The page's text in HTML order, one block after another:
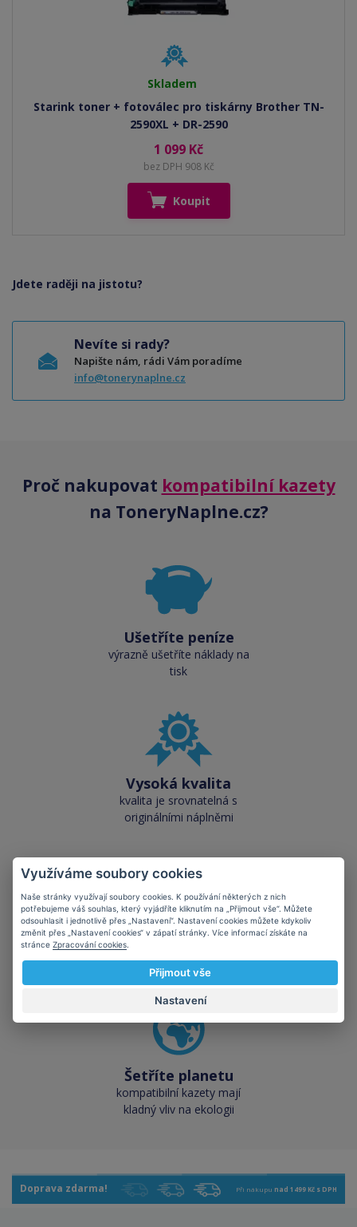
Skladem
Starink toner + fotoválec pro tiskárny Brother TN-
2590XL + DR-2590
1 099 Kč
bez DPH 908 Kč
Koupit
Jdete raději na jistotu?
Nevíte si rady?
Napište nám, rádi Vám poradíme
info@tonerynaplne.cz
Proč nakupovat kompatibilní kazety
na ToneryNaplne.cz?
Ušetříte peníze
výrazně ušetříte náklady na
tisk
Vysoká kvalita
kvalita je srovnatelná s
originálními náplněmi
Skladem téměř vše
přes 50 000 skladových
zásob pro okamžitý odběr
Šetříte planetu
kompatibilní kazety mají
kladný vliv na ekologii
Doprava zdarma! Při nákupu nad 1499 Kč s DPH
Využíváme soubory cookies
Naše stránky využívají soubory cookies. K používání některých z nich
potřebujeme váš souhlas, který vyjádříte kliknutím na „Přijmout vše“. Můžete
odsouhlasit i jednotlivě přes „Nastavení“. Nastavení cookies můžete kdykoliv
změnit přes „Nastavení cookies“ v zápatí stránky. Více informací získáte na
stránce Zpracování cookies
Přijmout vše
Nastavení